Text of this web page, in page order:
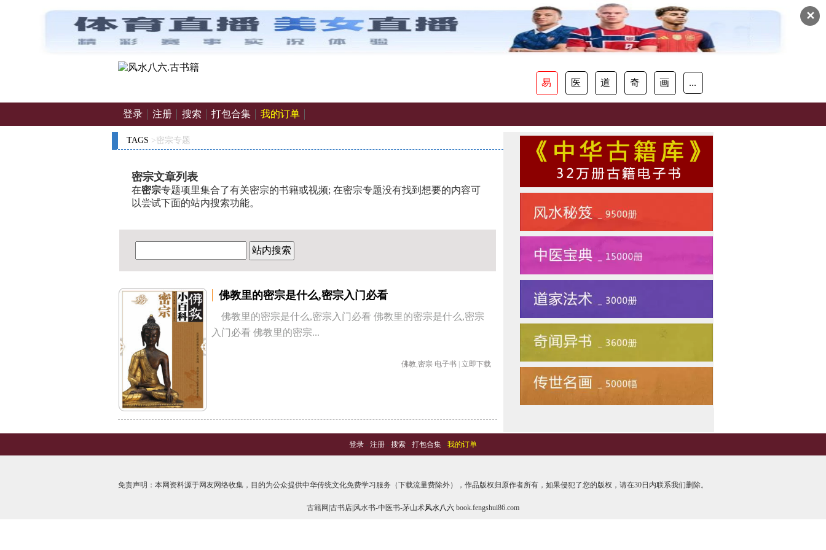
✕
易 医 道 奇 画 ...
登录 注册 搜索 打包合集 我的订单
TAGS >密宗专题
密宗文章列表
在密宗专题项里集合了有关密宗的书籍或视频; 在密宗专题没有找到想要的内容可
以尝试下面的站内搜索功能。
站内搜索
佛教里的密宗是什么,密宗入门必看
佛教里的密宗是什么,密宗入门必看 佛教里的密宗是什么,密宗
入门必看 佛教里的密宗...
佛教 密宗 电子书 | 立即下载
登录 - 注册 - 搜索 - 打包合集 - 我的订单
免责声明：本网资料源于网友网络收集，目的为公众提供中华传统文化免费学习服务（下载流量费除外），作品版权归原作者所有，如果侵犯了您的版权，请在30日内联系我们删除。
古籍网|古书店|风水书-中医书-茅山术风水八六 book.fengshui86.com